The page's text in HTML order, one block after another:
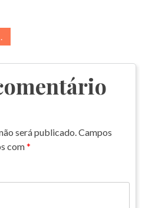
será publicado.Campos
com*